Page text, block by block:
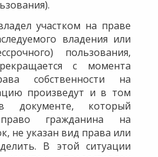
участком на праве
владения или
пользования,
с момента
собственности на
произведут и в том
документе, который
гражданина на
не указан вид права или
В этой ситуации